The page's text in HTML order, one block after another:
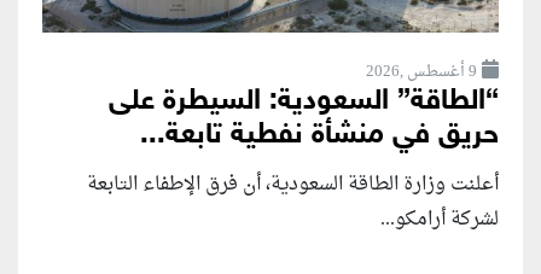
9 أغسطس ,2026
“الطاقة” السعودية: السيطرة على
حريق في منشأة نفطية تابعة...
أعلنت وزارة الطاقة السعودية، أن فرق الإطفاء التابعة
لشركة أرامكو...